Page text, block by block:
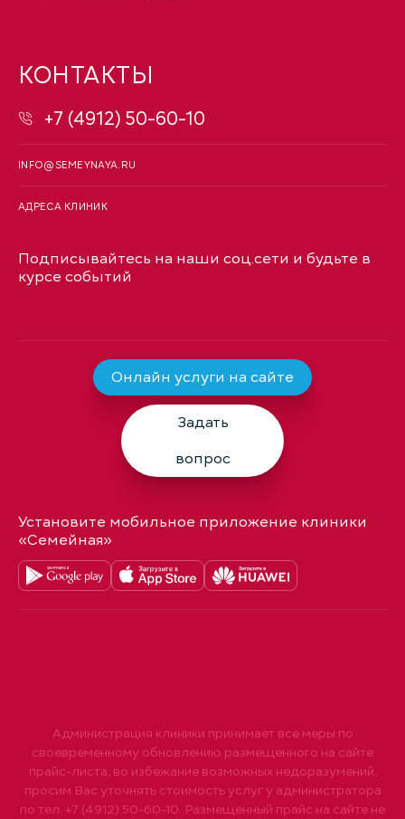
КОНТАКТЫ
+7 (4912) 50-60-10
INFO@SEMEYNAYA.RU
АДРЕСА КЛИНИК
Подписывайтесь на наши соц.сети и будьте в
курсе событий
Онлайн услуги на сайте
Задать
вопрос
Установите мобильное приложение клиники
«Семейная»
Администрация клиники принимает все меры по
своевременному обновлению размещенного на сайте
прайс-листа, во избежание возможных недоразумений,
просим Вас уточнять стоимость услуг у администратора
по тел. +7 (4912) 50-60-10. Размещенный прайс на сайте не